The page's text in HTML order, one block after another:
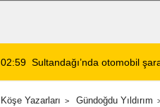
02:59 Sultandağı’nda otomobil
Köşe Yazarları Gündoğdu Yıldırım